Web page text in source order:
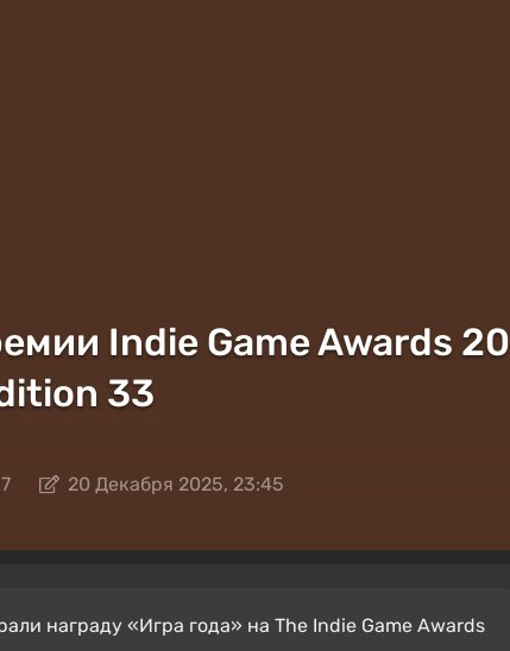
Indie Game Awards
33
20 Декабря 2025, 23:45
награду «Игра года» на The Indie Game Awards